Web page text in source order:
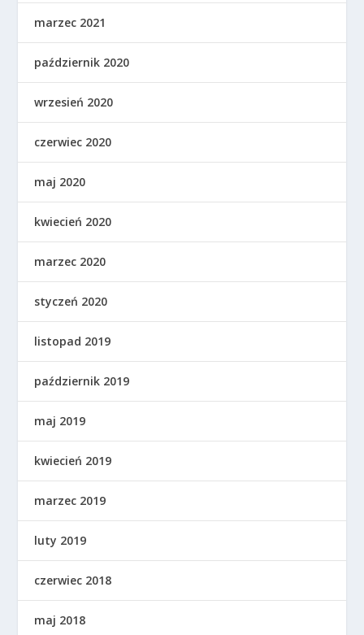
marzec 2021
październik 2020
wrzesień 2020
czerwiec 2020
maj 2020
kwiecień 2020
marzec 2020
styczeń 2020
listopad 2019
październik 2019
maj 2019
kwiecień 2019
marzec 2019
luty 2019
czerwiec 2018
maj 2018